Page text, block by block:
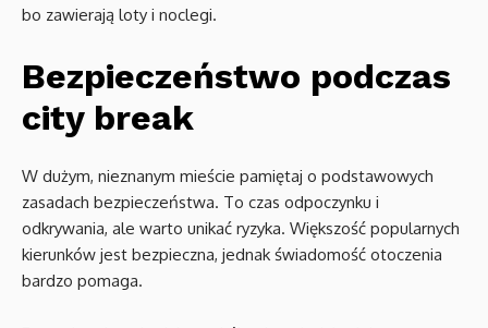
bo zawierają loty i noclegi.
Bezpieczeństwo podczas
city break
W dużym, nieznanym mieście pamiętaj o podstawowych
zasadach bezpieczeństwa. To czas odpoczynku i
odkrywania, ale warto unikać ryzyka. Większość popularnych
kierunków jest bezpieczna, jednak świadomość otoczenia
bardzo pomaga.